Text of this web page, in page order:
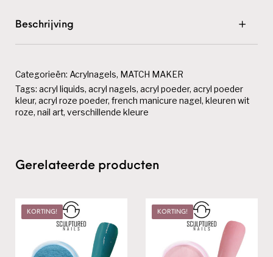
Beschrijving
Categorieën: Acrylnagels, MATCH MAKER
Tags:acryl liquids,acryl nagels,acryl poeder,acryl poeder
kleur,acryl roze poeder,french manicure nagel, kleuren wit
roze,nail art,verschillende kleure
Gerelateerde producten
KORTING! KORTING!